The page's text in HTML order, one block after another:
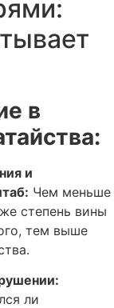
в
и
Чем меньше
степень вины
тем выше
ли